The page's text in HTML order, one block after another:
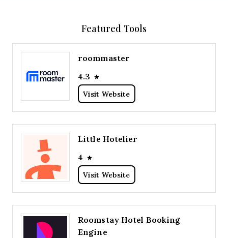
Featured Tools
roommaster
4.3
Visit Website
Little Hotelier
4
Visit Website
Roomstay Hotel Booking
Engine